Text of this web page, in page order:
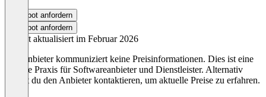
Angebot anfordern
Angebot anfordern
Zuletzt aktualisiert im Februar 2026
Der Anbieter kommuniziert keine Preisinformationen. Dies ist eine
übliche Praxis für Softwareanbieter und Dienstleister. Alternativ
kannst du den Anbieter kontaktieren, um aktuelle Preise zu erfahren.